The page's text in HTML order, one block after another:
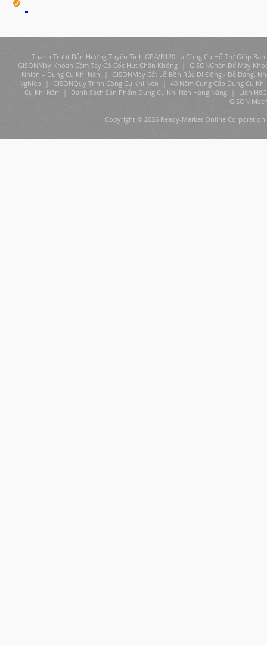
Thanh Trượt Dẫn Hướng Tuyến Tính GP-VR120 Là Công Cụ Hỗ Trợ Giúp
GISONMáy Khoan Cầm Tay Có Cốc Hút Chân Không
|
GISONChân Đế Máy
Nhiên – Dụng Cụ Khí Nén
|
GISONMáy Cắt Lỗ Bồn Rửa Di Động - Dễ Dàng.
Nghiệp
| GISONQuy Trình Công Cụ Khí Nén | 40 Năm Cung Cấp Dụng Cụ
Cụ Khí Nén
| Danh Sách Sản Phẩm Dụng Cụ Khí Nén Hạng Nặng |
Liên
GISON
Copyright © 2026 Ready-Market Online